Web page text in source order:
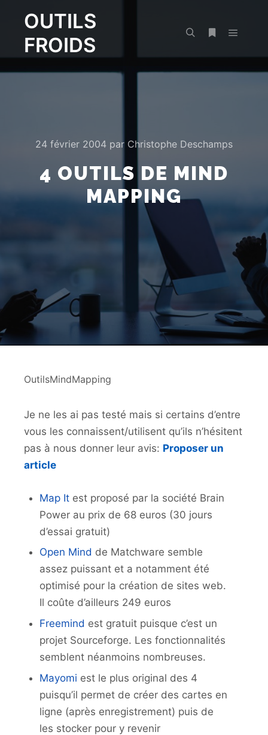
OUTILS
FROIDS
24 février 2004 par Christophe Deschamps
4 OUTILS DE MIND
MAPPING
OutilsMindMapping
Je ne les ai pas testé mais si certains d’entre
vous les connaissent/utilisent qu’ils n’hésitent
pas à nous donner leur avis: Proposer un
article
Map Itest proposé par la société Brain
Power au prix de 68 euros (30 jours
d’essai gratuit)
Open Mind de Matchware semble
assez puissant et a notamment été
optimisé pour la création de sites web.
Il coûte d’ailleurs 249 euros
Freemind est gratuit puisque c’est un
projet Sourceforge. Les fonctionnalités
semblent néanmoins nombreuses.
Mayomi est le plus original des 4
puisqu’il permet de créer des cartes en
ligne (après enregistrement) puis de
les stocker pour y revenir